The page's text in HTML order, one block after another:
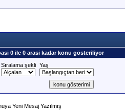
0 ile 0 arasi kadar konu gösteriliyor
Sıralama şekli Yaş
Yeni Mesaj Yazılmış